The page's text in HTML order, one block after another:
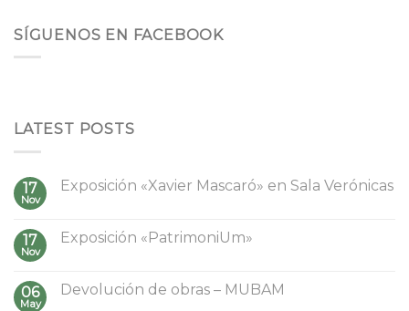
SÍGUENOS EN FACEBOOK
LATEST POSTS
17
Nov
Exposición «Xavier Mascaró» en Sala Verónicas
17
Nov
Exposición «PatrimoniUm»
06
May
Devolución de obras – MUBAM